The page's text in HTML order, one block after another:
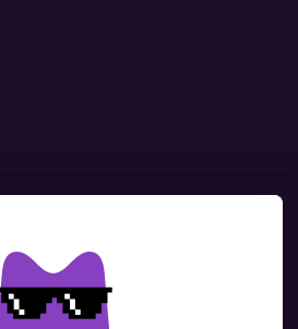
Kontaktandmed